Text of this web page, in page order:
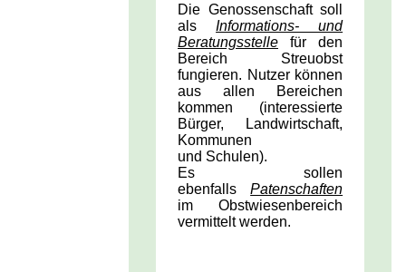
Die Genossenschaft soll
alsInformations- und
Beratungsstelle für den
Bereich Streuobst
fungieren. Nutzer können
aus allen Bereichen
kommen (interessierte
Bürger, Landwirtschaft,
Kommunen
und Schulen).
Es sollen
ebenfallsPatenschaften
im Obstwiesenbereich
vermittelt werden.